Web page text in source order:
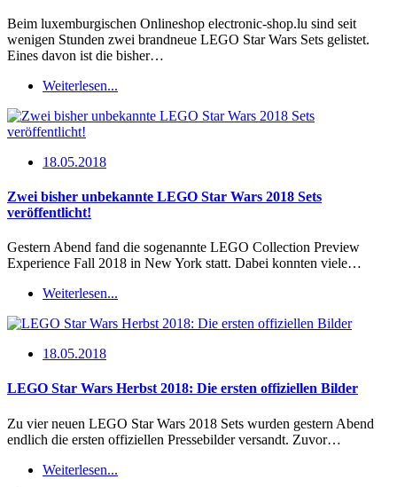
Beim luxemburgischen Onlineshop electronic-shop.lu sind seit
wenigen Stunden zwei brandneue LEGO Star Wars Sets gelistet.
Eines davon ist die bisher…
Weiterlesen...
18.05.2018
Zwei bisher unbekannte LEGO Star Wars 2018 Sets
veröffentlicht!
Gestern Abend fand die sogenannte LEGO Collection Preview
Experience Fall 2018 in New York statt. Dabei konnten viele…
Weiterlesen...
18.05.2018
LEGO Star Wars Herbst 2018: Die ersten offiziellen Bilder
Zu vier neuen LEGO Star Wars 2018 Sets wurden gestern Abend
endlich die ersten offiziellen Pressebilder versandt. Zuvor…
Weiterlesen...